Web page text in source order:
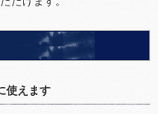
使えます